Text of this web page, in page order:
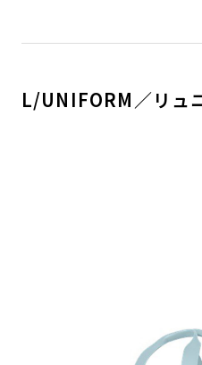
L/UNIFORM／リュ